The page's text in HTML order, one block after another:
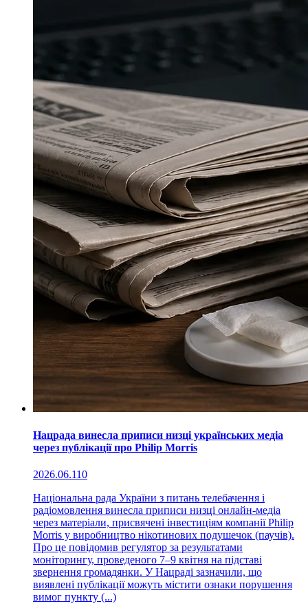
Нацрада винесла приписи низці українських медіа
через публікації про Philip Morris
2026.06.110
Національна рада України з питань телебачення і
радіомовлення винесла приписи низці онлайн-медіа
через матеріали, присвячені інвестиціям компанії Philip
Morris у виробництво нікотинових подушечок (паучів).
Про це повідомив регулятор за результатами
моніторингу, проведеного 7–9 квітня на підставі
звернення громадянки. У Нацраді зазначили, що
виявлені публікації можуть містити ознаки порушення
вимог пункту (...)